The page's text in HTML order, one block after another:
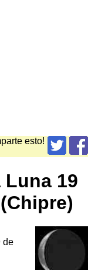
esto!
19
de